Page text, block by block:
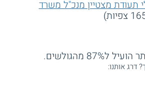
תעודת מצטיין מנכ"ל משרד
ל87% מהגולשים.
דרג אותנו: